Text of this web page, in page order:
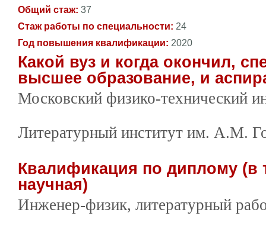
Общий стаж: 37
Стаж работы по специальности: 24
Год повышения квалификации: 2020
Какой вуз и когда окончил,
высшее образование, и
Московский физико-технический
Литературный институт им. А.М.
Квалификация по диплому (в
научная)
Инженер-физик, литературный